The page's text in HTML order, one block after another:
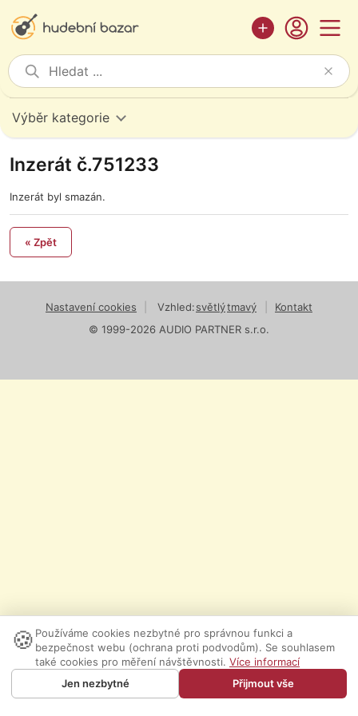
Výběr kategorie
Inzerát č.751233
Inzerát byl smazán.
« Zpět
Nastavení cookies Vzhled:světlýtmavý
Kontakt
© 1999-2026 AUDIO PARTNER s.r.o.
🍪 Používáme cookies nezbytné pro správnou funkci a
bezpečnost webu (ochrana proti podvodům). Se souhlasem
také cookies pro měření návštěvnosti. Více informací
Jen nezbytné
Přijmout vše